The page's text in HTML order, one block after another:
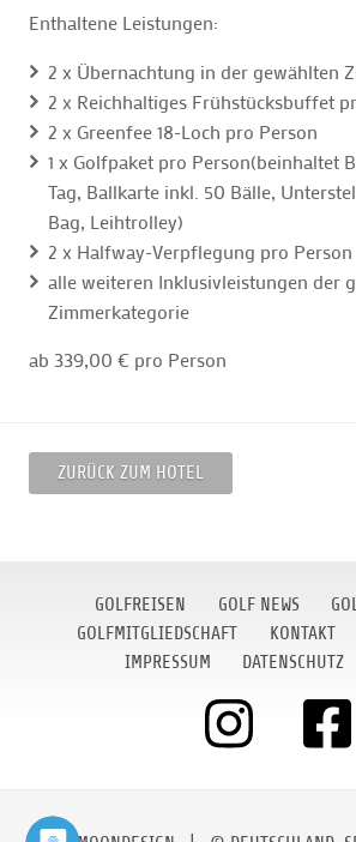
Enthaltene Leistungen:
2 x Übernachtung in der gewählten
2 x Reichhaltiges Frühstücksbuffet
2 x Greenfee 18-Loch pro Person
1 x Golfpaket pro Person(beinhaltet
Tag, Ballkarte inkl. 50 Bälle,
Bag, Leihtrolley)
2 x Halfway-Verpflegung pro Person
alle weiteren Inklusivleistungen der
Zimmerkategorie
ab 339,00 € pro Person
ZURÜCK ZUM HOTEL
GOLFREISEN GOLF NEWS
GOLFMITGLIEDSCHAFT
KONTAKT
IMPRESSUM
DATENSCHUTZ